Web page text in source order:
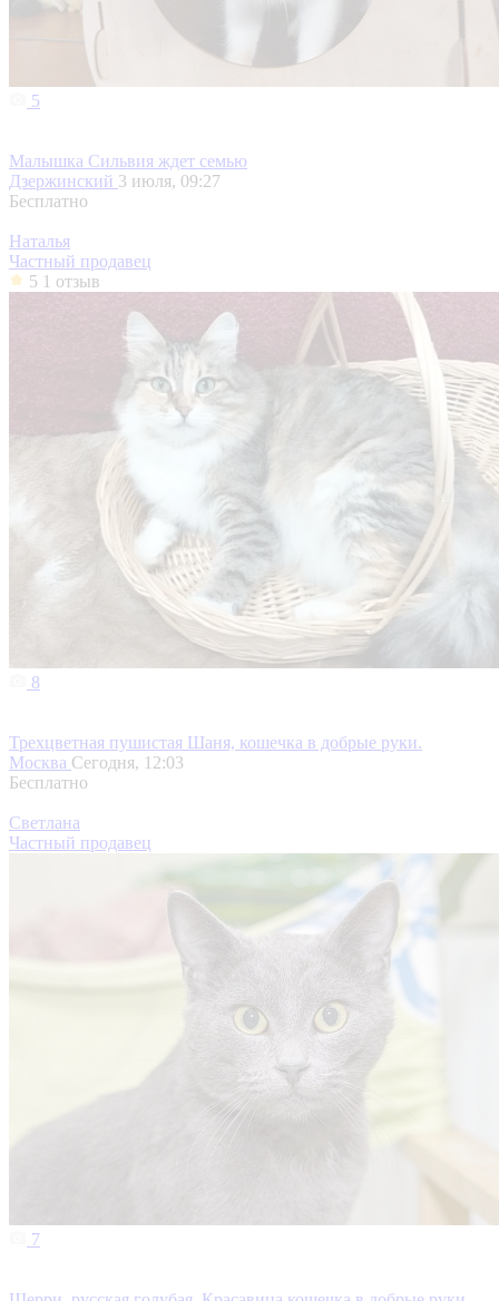
5
Малышка Сильвия ждет семью
Дзержинский 3 июля, 09:27
Бесплатно
Наталья
Частный продавец
5 1 отзыв
8
Трехцветная пушистая Шаня, кошечка в добрые руки.
Москва Сегодня, 12:03
Бесплатно
Светлана
Частный продавец
7